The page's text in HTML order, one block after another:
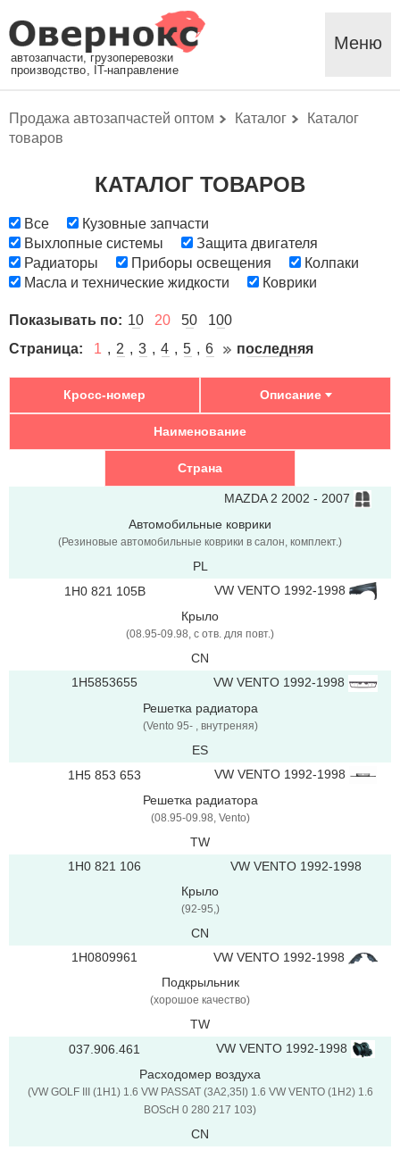
автозапчасти, грузоперевозки
производство, IT-направление
Меню
Продажа автозапчастей оптом Каталог
Каталог
товаров
КАТАЛОГ ТОВАРОВ
Все
Кузовные запчасти
Выхлопные системы
Защита двигателя
Радиаторы
Приборы освещения
Колпаки
Масла и технические жидкости
Коврики
Показывать по: 10 20 50
100
Страница:
1 2 3 4 5 6 последняя
Кросс-номер Описание
Наименование
Страна
MAZDA 2 2002 - 2007
Автомобильные коврики
(Резиновые автомобильные коврики в салон, комплект.)
PL
1H0 821 105B
VW VENTO 1992-1998
Крыло
(08.95-09.98, с отв. для повт.)
CN
1H5853655
VW VENTO 1992-1998
Решетка радиатора
(Vento 95- , внутреняя)
ES
1H5 853 653
VW VENTO 1992-1998
Решетка радиатора
(08.95-09.98, Vento)
TW
1H0 821 106
VW VENTO 1992-1998
Крыло
(92-95,)
CN
1H0809961
VW VENTO 1992-1998
Подкрыльник
(хорошое качество)
TW
037.906.461
VW VENTO 1992-1998
Расходомер воздуха
(VW GOLF III (1H1) 1.6 VW PASSAT (3A2,35I) 1.6 VW VENTO (1H2) 1.6
BOScH 0 280 217 103)
CN